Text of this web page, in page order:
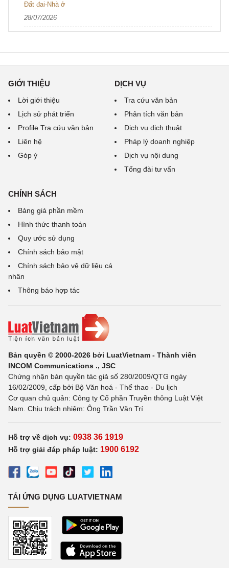
Đất đai-Nhà ở
28/07/2026
GIỚI THIỆU
Lời giới thiệu
Lịch sử phát triển
Profile Tra cứu văn bản
Liên hệ
Góp ý
DỊCH VỤ
Tra cứu văn bản
Phân tích văn bản
Dịch vụ dịch thuật
Pháp lý doanh nghiệp
Dịch vụ nội dung
Tổng đài tư vấn
CHÍNH SÁCH
Bảng giá phần mềm
Hình thức thanh toán
Quy ước sử dụng
Chính sách bảo mật
Chính sách bảo vệ dữ liệu cá
nhân
Thông báo hợp tác
Bản quyền © 2000-2026 bởi LuatVietnam - Thành viên
INCOM Communications ., JSC
Chứng nhận bản quyền tác giả số 280/2009/QTG ngày
16/02/2009, cấp bởi Bộ Văn hoá - Thể thao - Du lịch
Cơ quan chủ quản: Công ty Cổ phần Truyền thông Luật Việt
Nam. Chịu trách nhiệm: Ông Trần Văn Trí
Hỗ trợ về dịch vụ: 0938 36 1919
Hỗ trợ giải đáp pháp luật: 1900 6192
TẢI ỨNG DỤNG LUATVIETNAM